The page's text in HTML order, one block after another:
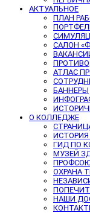
АКТУАЛЬНОЕ
ПЛАН
САЛОН
АТЛАС
БАННЕРЫ
О КОЛЛЕДЖЕ
ГИД ПО
МУЗЕЙ
ОХРАНА
НАШИ